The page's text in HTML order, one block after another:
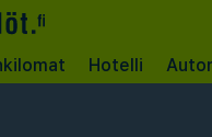
Hotelli